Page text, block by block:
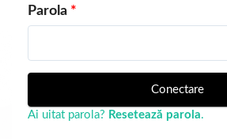
Parola
Conectare
Ai uitat parola? Resetează parola.